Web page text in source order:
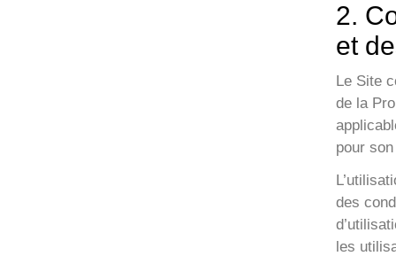
2.
et
Le Site
de la
pour
des
les